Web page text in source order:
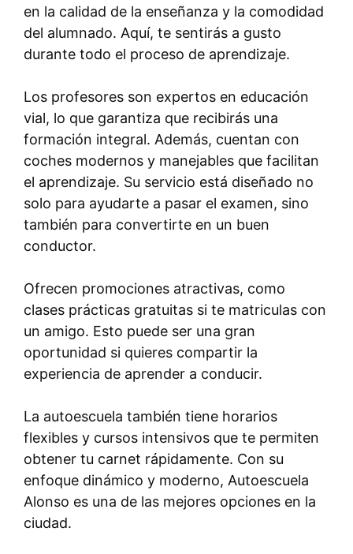
en la calidad de la enseñanza y la comodidad
del alumnado. Aquí, te sentirás a gusto
durante todo el proceso de aprendizaje.
Los profesores son expertos en educación
vial, lo que garantiza que recibirás una
formación integral. Además, cuentan con
coches modernos y manejables que facilitan
el aprendizaje. Su servicio está diseñado no
solo para ayudarte a pasar el examen, sino
también para convertirte en un buen
conductor.
Ofrecen promociones atractivas, como
clases prácticas gratuitas si te matriculas con
un amigo. Esto puede ser una gran
oportunidad si quieres compartir la
experiencia de aprender a conducir.
La autoescuela también tiene horarios
flexibles y cursos intensivos que te permiten
obtener tu carnet rápidamente. Con su
enfoque dinámico y moderno, Autoescuela
Alonso es una de las mejores opciones en la
ciudad.